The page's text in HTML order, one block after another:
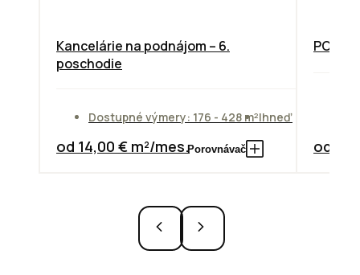
Kancelárie na podnájom – 6.
poschodie
Dostupné výmery: 176 - 428 m²Ihneď
od 14,00 € m²/mes.Porovnávač od